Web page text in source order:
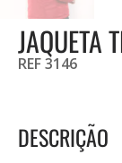
JAQUETA
REF 3146
DESCRIÇÃO